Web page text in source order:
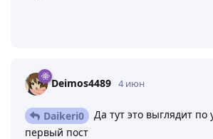
Deimos4489 4 июн
Daikeri0
Да тут это выглядит по
первый пост